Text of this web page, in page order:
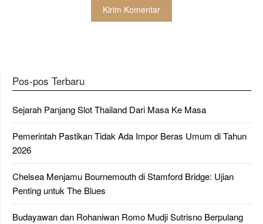
Pos-pos Terbaru
Sejarah Panjang Slot Thailand Dari Masa Ke Masa
Pemerintah Pastikan Tidak Ada Impor Beras Umum di Tahun
2026
Chelsea Menjamu Bournemouth di Stamford Bridge: Ujian
Penting untuk The Blues
Budayawan dan Rohaniwan Romo Mudji Sutrisno Berpulang